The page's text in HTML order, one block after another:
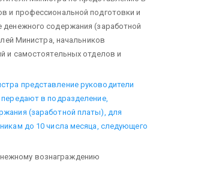
и профессиональной подготовки и
содержания (заработной
Министра, начальников
и самостоятельных отделов и
представление руководители
в подразделение,
(заработной платы), для
до 10 числа месяца, следующего
вознаграждению